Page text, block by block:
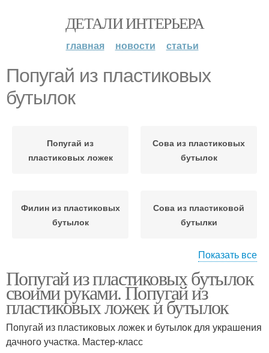
ДЕТАЛИ ИНТЕРЬЕРА
главная новости статьи
Попугай из пластиковых
бутылок
Попугай из
пластиковых ложек
Сова из пластиковых
бутылок
Филин из пластиковых
бутылок
Сова из пластиковой
бутылки
Бутылки для сада
Птица из пластиковых
бутылок
Павлин из пластиковых
Показать все
Попугай из пластиковых бутылок
своими руками. Попугай из
пластиковых ложек и бутылок
Попугай из пластиковых ложек и бутылок для украшения
дачного участка. Мастер-класс